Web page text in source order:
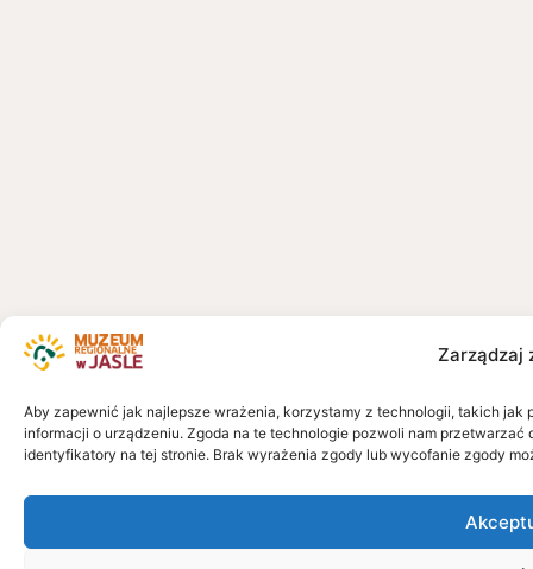
Zarządzaj
Aby zapewnić jak najlepsze wrażenia, korzystamy z technologii, takich
informacji o urządzeniu. Zgoda na te technologie pozwoli nam
identyfikatory na tej stronie. Brak wyrażenia zgody lub wycofanie zgody